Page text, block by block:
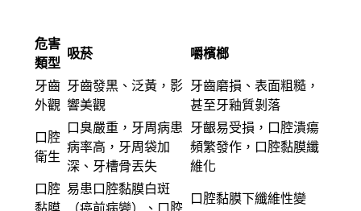
危害
類型
吸菸 嚼檳榔
牙齒
外觀
牙齒發黑、泛黃，影
響美觀
牙齒磨損、表面粗糙，
甚至牙釉質剝落
口腔
衛生
口臭嚴重，牙周病患
病率高，牙周袋加
深、牙槽骨丟失
牙齦易受損，口腔潰瘍
頻繁發作，口腔黏膜纖
維化
口腔
黏膜
易患口腔黏膜白斑
（癌前病變）、口腔
口腔黏膜下纖維性變